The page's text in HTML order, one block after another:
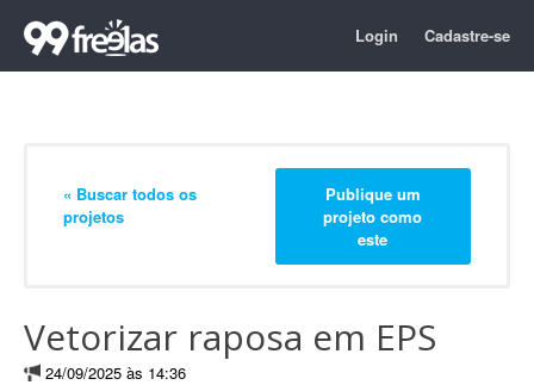
Login Cadastre-se
« Buscar todos os
projetos
Publique um
projeto como
este
Vetorizar raposa em EPS
24/09/2025 às 14:36